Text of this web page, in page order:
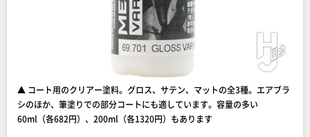
▲ コート用のクリアー塗料。グロス、サテン、マットの全3種。エアブラ
シのほか、筆塗りでの部分コートにも適しています。容量の多い
60ml（各682円）、200ml（各1320円）もあります